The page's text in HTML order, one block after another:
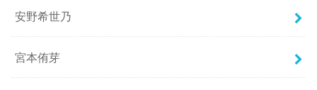
安野希世乃
宮本侑芽